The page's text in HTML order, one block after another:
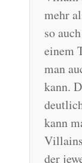
mehr
so
einem
man
kann.
kann
der